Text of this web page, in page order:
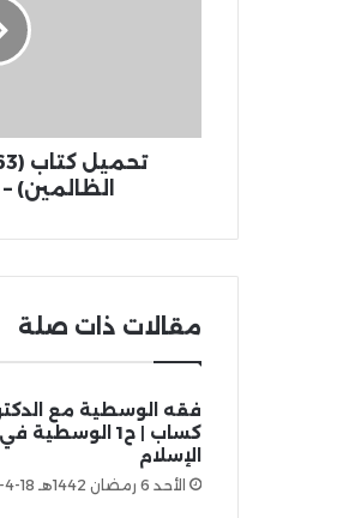
الظالمين)
مقالات ذات صلة
فقه الوسطية مع
كساب | ح1 الوسطية في
الإسلام
الأحد 6 رمضان 1442هـ 18-4-2021م